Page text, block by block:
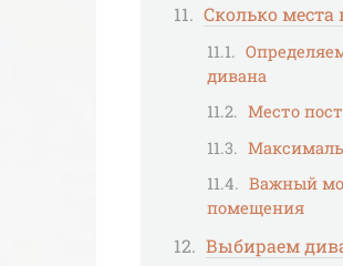
Сколько
дивана
Место
Важный
помещения
Выбираем